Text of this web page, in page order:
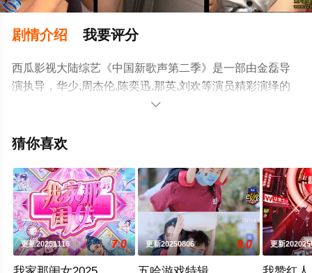
剧情介绍 我要评分
西瓜影视大陆综艺《中国新歌声第二季》是一部由金磊导
演执导，华少,周杰伦,陈奕迅,那英,刘欢等演员精彩演绎的
大陆综艺，大结局剧情已揭晓（已完结），手机免费观看
可移步至豆瓣综艺、电视猫或剧情网等平台了解。

猜你喜欢
更新20251116 7.0 更新20250806 9.0 更新